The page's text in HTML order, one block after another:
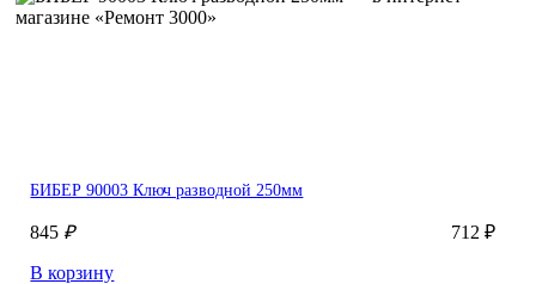
БИБЕР 90003 Ключ разводной 250мм
845₽
712 ₽
В корзину